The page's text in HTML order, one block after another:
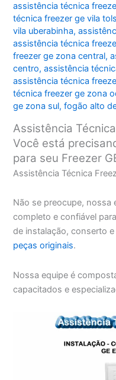
assistência técnica
técnica freezer ge vila
vila uberabinha,
assistência técnica
freezer ge zona central,
centro,assistência
assistência técnica
técnica freezer ge zona
ge zona sul,fogão alto
Assistência
Você está
para seu Freezer
Assistência Técnica
Não se preocupe, nossa
completo e confiável
de instalação, conserto
peças originais.
Nossa equipe é
capacitados e